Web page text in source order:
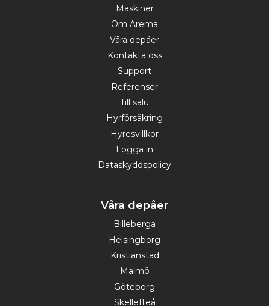
Maskiner
Om Arema
Våra depåer
Kontakta oss
Support
Referenser
Till salu
Hyrförsäkring
Hyresvillkor
Logga in
Dataskyddspolicy
Våra depåer
Billeberga
Helsingborg
Kristianstad
Malmö
Göteborg
Skellefteå